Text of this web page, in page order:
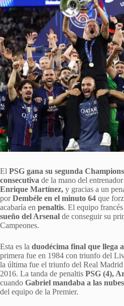
El PSG gana su segunda
consecutiva de la mano del
Enrique Martínez, y gracias a un
porDembéle en el minuto 64 que
acabaría en penaltis. El equipo francés
sueño del Arsenal de conseguir su
Campeones.
Esta es la duodécima final que llega
primera fue en 1984 con triunfo del
la última fue el triunfo del Real
2016. La tanda de penaltis PSG (4),
cuando Gabriel mandaba a las nubes
del equipo de la Premier.